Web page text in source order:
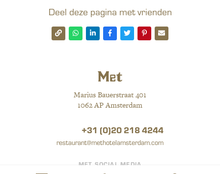
Deel deze pagina met vrienden
MET SOCIAL MEDIA
Marius Bauerstraat 401
1062 AP Amsterdam
+31 (0)20 218 4244
restaurant@methotelamsterdam.com